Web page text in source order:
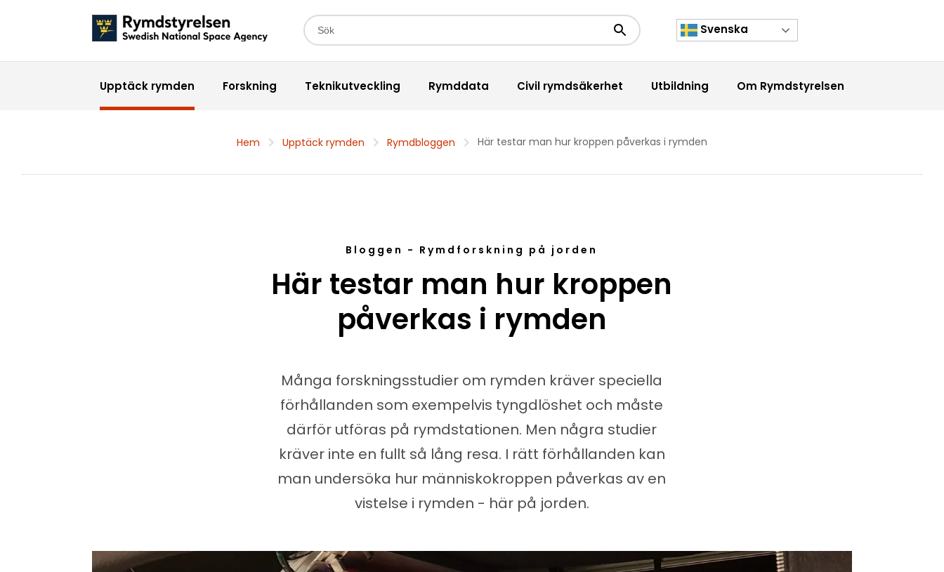
Sökfält
Sökknapp Svenska
Upptäck rymden Forskning Teknikutveckling Rymddata Civil rymdsäkerhet Utbildning Om Rymdstyrelsen
Hem Upptäck rymden Rymdbloggen Här testar man hur kroppen påverkas i rymden
Bloggen - Rymdforskning på jorden
Här testar man hur kroppen
påverkas i rymden
Många forskningsstudier om rymden kräver speciella
förhållanden som exempelvis tyngdlöshet och måste
därför utföras på rymdstationen. Men några studier
kräver inte en fullt så lång resa. I rätt förhållanden kan
man undersöka hur människokroppen påverkas av en
vistelse i rymden - här på jorden.